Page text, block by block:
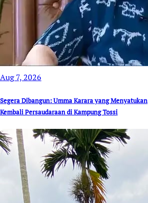
Aug 7, 2026
Segera Dibangun: Umma Karara yang Menyatukan
Kembali Persaudaraan di Kampung Tossi